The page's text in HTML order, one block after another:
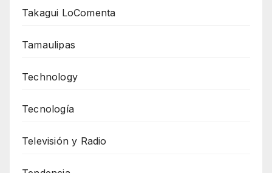
Takagui LoComenta
Tamaulipas
Technology
Tecnología
Televisión y Radio